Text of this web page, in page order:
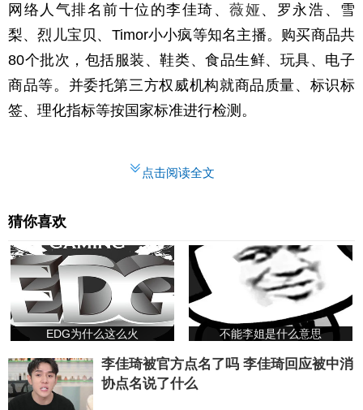
网络人气排名前十位的李佳琦、薇娅 、罗永浩、雪
梨、烈儿宝贝、Timor小小疯等知名主播。购买商品共
80个批次，包括服装、鞋类、食品生鲜、玩具、电子
商品等。并委托第三方权威机构就商品质量、标识标
签、理化指标等按国家标准进行检测。
点击阅读全文
猜你喜欢
EDG为什么这么火 不能李姐是什么意思
李佳琦被官方点名了吗 李佳琦回应被中消
协点名说了什么